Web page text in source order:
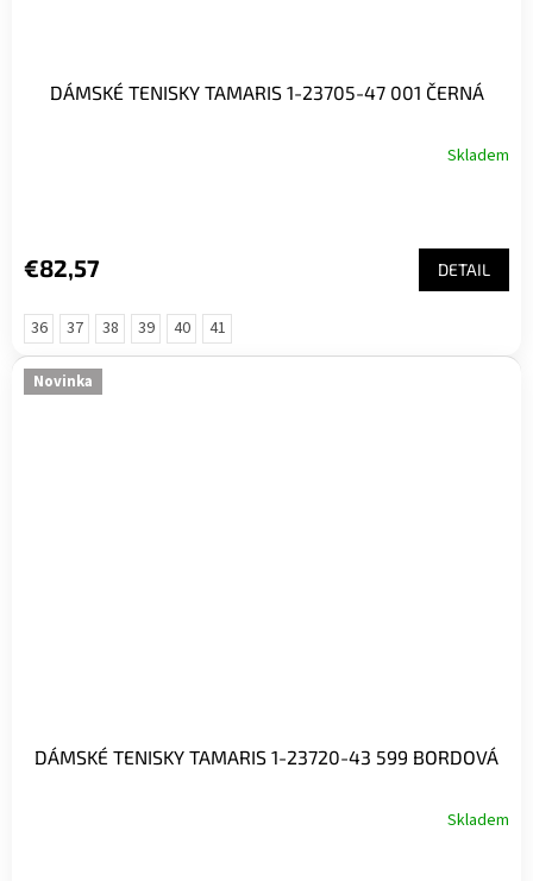
DÁMSKÉ TENISKY TAMARIS 1-23705-47 001 ČERNÁ
Skladem
€82,57 DETAIL
36 37 38 39 40 41
Novinka
DÁMSKÉ TENISKY TAMARIS 1-23720-43 599 BORDOVÁ
Skladem